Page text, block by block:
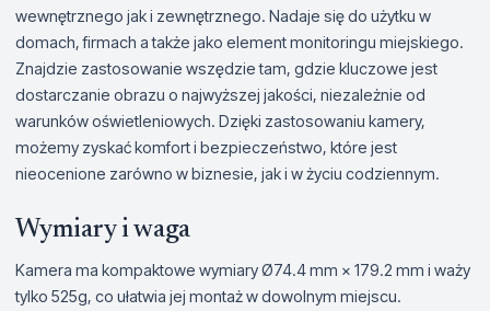
wewnętrznego jak i zewnętrznego. Nadaje się do użytku w
domach, firmach a także jako element monitoringu miejskiego.
Znajdzie zastosowanie wszędzie tam, gdzie kluczowe jest
dostarczanie obrazu o najwyższej jakości, niezależnie od
warunków oświetleniowych. Dzięki zastosowaniu kamery,
możemy zyskać komfort i bezpieczeństwo, które jest
nieocenione zarówno w biznesie, jak i w życiu codziennym.
Wymiary i waga
Kamera ma kompaktowe wymiary Ø74.4 mm × 179.2 mm i waży
tylko 525g, co ułatwia jej montaż w dowolnym miejscu.